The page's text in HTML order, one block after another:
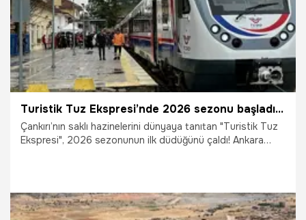
Turistik Tuz Ekspresi’nde 2026 sezonu başladı! Yer altı tuz şehri ziyaretçilerini bekliyor
Çankırı’nın saklı hazinelerini dünyaya tanıtan "Turistik Tuz
Ekspresi", 2026 sezonunun ilk düdüğünü çaldı! Ankara
Başkent'e giden 200 minik öğrenci, turistlerle birlikte
memleketlerine Tuz Ekspresi ile dönmenin heyecanını